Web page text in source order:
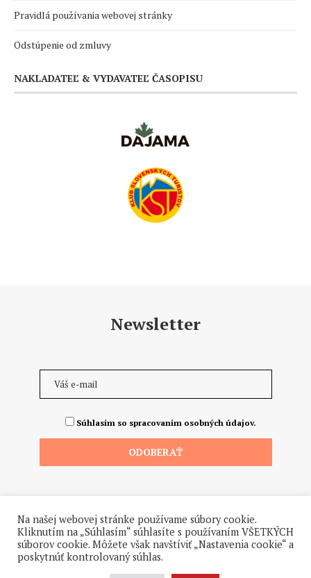
Pravidlá používania webovej stránky
Odstúpenie od zmluvy
NAKLADATEĽ & VYDAVATEĽ ČASOPISU
Newsletter
Súhlasím so spracovaním osobných údajov.
©2026 - Všetky práva vyhradené. Hrdo a od ♥ dodalo štúdio
Na našej webovej stránke používame súbory cookie.
Kliknutím na „Súhlasím“ súhlasíte s používaním VŠETKÝCH
súborov cookie. Môžete však navštíviť „Nastavenia cookie“ a
poskytnúť kontrolovaný súhlas.